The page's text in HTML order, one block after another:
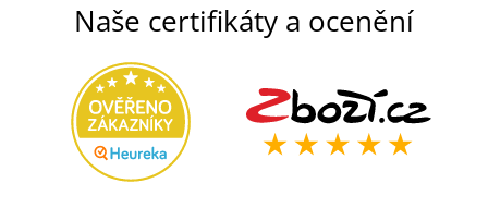
Naše certifikáty a ocenění